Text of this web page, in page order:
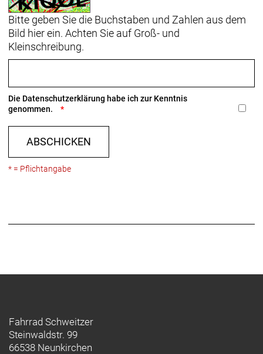
Bitte geben Sie die Buchstaben und Zahlen aus dem
Bild hier ein. Achten Sie auf Groß- und
Kleinschreibung.
Die Datenschutzerklärung habe ich zur Kenntnis
genommen.
ABSCHICKEN
* = Pflichtangabe
Fahrrad Schweitzer
Steinwaldstr. 99
66538 Neunkirchen